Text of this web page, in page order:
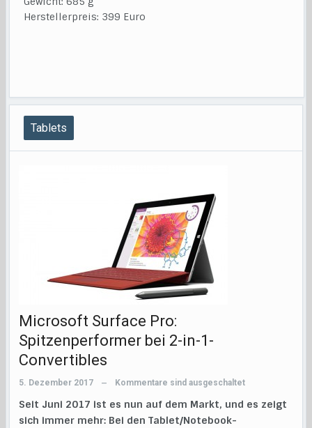
Herstellerpreis: 399 Euro
Tablets
Microsoft Surface Pro:
Spitzenperformer bei 2-in-1-
Convertibles
5. Dezember 2017 — Kommentare sind ausgeschaltet
Seit Juni 2017 ist es nun auf dem Markt, und es zeigt
sich immer mehr: Bei den Tablet/Notebook-